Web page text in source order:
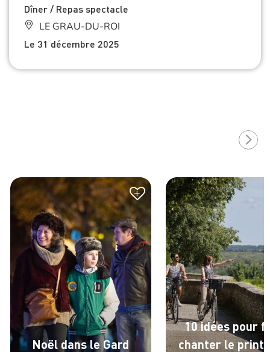
Dîner / Repas spectacle
LE GRAU-DU-ROI
Le 31 décembre 2025
Noël dans le Gard
+
10 idées pour
chanter le